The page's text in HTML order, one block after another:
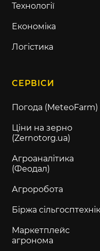
Технології
Економіка
Логістика
СЕРВІСИ
Погода (MeteoFarm)
Ціни на зерно
(Zernotorg.ua)
Агроаналітика
(Феодал)
Агроробота
Біржа
Маркетплейс
агронома